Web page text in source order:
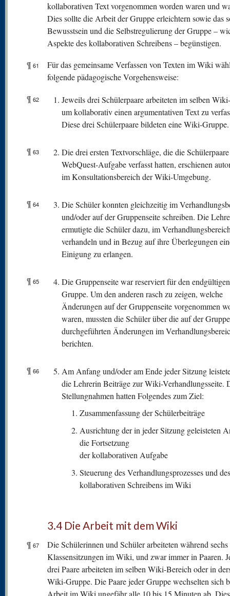
kollaborativen Text vorgenommen worden waren und
Dies sollte die Arbeit der Gruppe erleichtern sowie das
Bewusstsein und die Selbstregulierung der Gruppe –
Aspekte des kollaborativen Schreibens – begünstigen.
¶ 61
Für das gemeinsame Verfassen von Texten im Wiki
folgende pädagogische Vorgehensweise:
¶ 62
Jeweils drei Schülerpaare arbeiteten im selben
um kollaborativ einen argumentativen Text zu
Diese drei Schülerpaare bildeten eine Wiki-Gruppe.
¶ 63
Die drei ersten Textvorschläge, die die
WebQuest-Aufgabe verfasst hatten, erschienen
im Konsultationsbereich der Wiki-Umgebung.
¶ 64
Die Schüler konnten gleichzeitig im
und/oder auf der Gruppenseite schreiben. Die
ermutigte die Schüler dazu, im
verhandeln und in Bezug auf ihre Überlegungen
Einigung zu erlangen.
¶ 65
Die Gruppenseite war reserviert für den
Gruppe. Um den anderen rasch zu zeigen, welche
Änderungen auf der Gruppenseite vorgenommen
waren, mussten die Schüler über die auf der
durchgeführten Änderungen im
berichten.
¶ 66
Am Anfang und/oder am Ende jeder Sitzung
die Lehrerin Beiträge zur Wiki-Verhandlungsseite.
Stellungnahmen hatten Folgendes zum Ziel:
Zusammenfassung der Schülerbeiträge
Ausrichtung der in jeder Sitzung geleisteten
die Fortsetzung
der kollaborativen Aufgabe
Steuerung des Verhandlungsprozesses und des
kollaborativen Schreibens im Wiki
3.4 Die Arbeit mit dem Wiki
¶ 67
Die Schülerinnen und Schüler arbeiteten während sechs
Klassensitzungen im Wiki, und zwar immer in Paaren.
drei Paare arbeiteten im selben Wiki-Bereich oder in
Wiki-Gruppe. Die Paare jeder Gruppe wechselten sich
Arbeit im Wiki ungefähr alle 10 bis 15 Minuten ab.